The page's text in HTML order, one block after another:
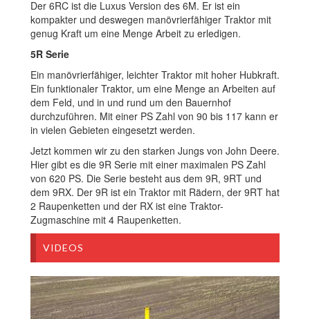
Der 6RC ist die Luxus Version des 6M. Er ist ein
kompakter und deswegen manövrierfähiger Traktor mit
genug Kraft um eine Menge Arbeit zu erledigen.
5R Serie
Ein manövrierfähiger, leichter Traktor mit hoher Hubkraft.
Ein funktionaler Traktor, um eine Menge an Arbeiten auf
dem Feld, und in und rund um den Bauernhof
durchzuführen. Mit einer PS Zahl von 90 bis 117 kann er
in vielen Gebieten eingesetzt werden.
Jetzt kommen wir zu den starken Jungs von John Deere.
Hier gibt es die 9R Serie mit einer maximalen PS Zahl
von 620 PS. Die Serie besteht aus dem 9R, 9RT und
dem 9RX. Der 9R ist ein Traktor mit Rädern, der 9RT hat
2 Raupenketten und der RX ist eine Traktor-
Zugmaschine mit 4 Raupenketten.
VIDEOS